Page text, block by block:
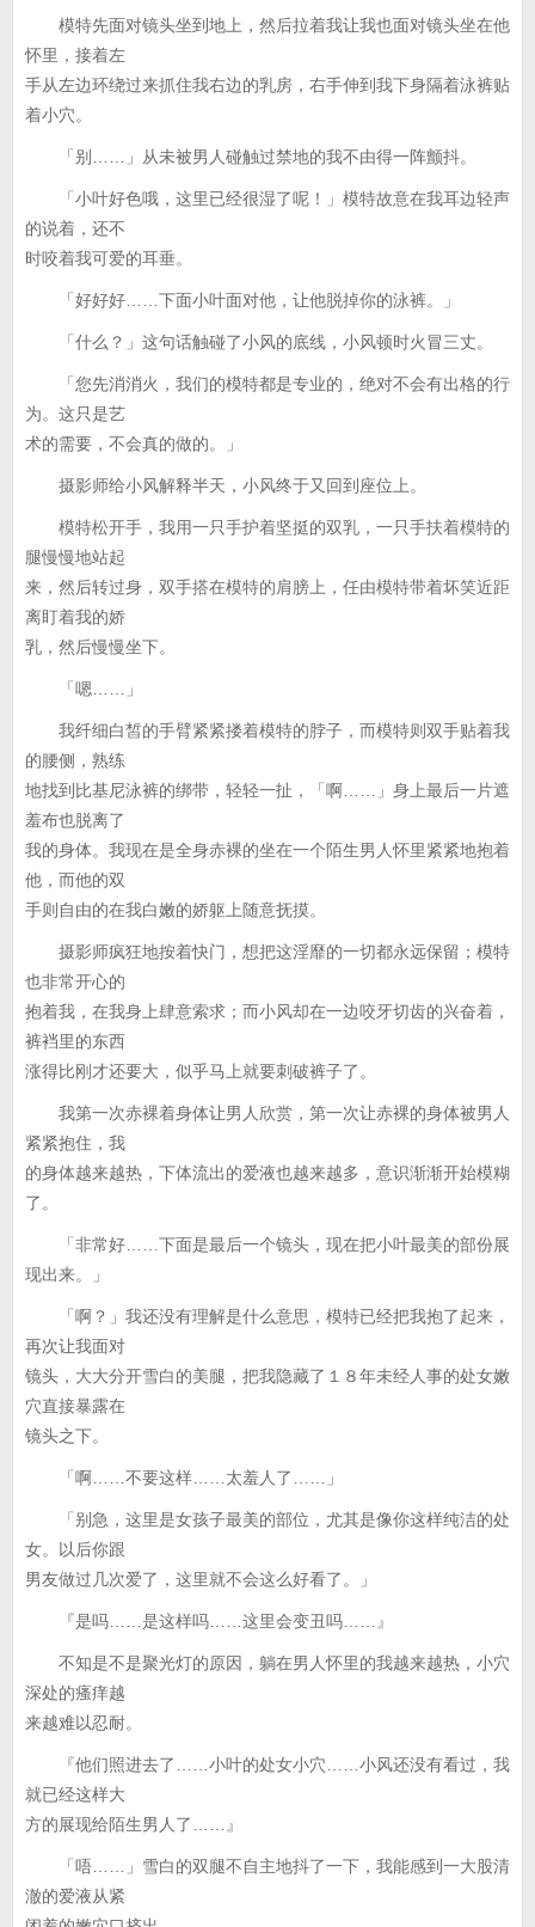
模特先面对镜头坐到地上，然后拉着我让我也面对镜头坐在他
怀里，接着左
手从左边环绕过来抓住我右边的乳房，右手伸到我下身隔着泳裤贴
着小穴。
「别……」从未被男人碰触过禁地的我不由得一阵颤抖。
「小叶好色哦，这里已经很湿了呢！」模特故意在我耳边轻声
的说着，还不
时咬着我可爱的耳垂。
「好好好……下面小叶面对他，让他脱掉你的泳裤。」
「什么？」这句话触碰了小风的底线，小风顿时火冒三丈。
「您先消消火，我们的模特都是专业的，绝对不会有出格的行
为。这只是艺
术的需要，不会真的做的。」
摄影师给小风解释半天，小风终于又回到座位上。
模特松开手，我用一只手护着坚挺的双乳，一只手扶着模特的
腿慢慢地站起
来，然后转过身，双手搭在模特的肩膀上，任由模特带着坏笑近距
离盯着我的娇
乳，然后慢慢坐下。
「嗯……」
我纤细白皙的手臂紧紧搂着模特的脖子，而模特则双手贴着我
的腰侧，熟练
地找到比基尼泳裤的绑带，轻轻一扯，「啊……」身上最后一片遮
羞布也脱离了
我的身体。我现在是全身赤裸的坐在一个陌生男人怀里紧紧地抱着
他，而他的双
手则自由的在我白嫩的娇躯上随意抚摸。
摄影师疯狂地按着快门，想把这淫靡的一切都永远保留；模特
也非常开心的
抱着我，在我身上肆意索求；而小风却在一边咬牙切齿的兴奋着，
裤裆里的东西
涨得比刚才还要大，似乎马上就要刺破裤子了。
我第一次赤裸着身体让男人欣赏，第一次让赤裸的身体被男人
紧紧抱住，我
的身体越来越热，下体流出的爱液也越来越多，意识渐渐开始模糊
了。
「非常好……下面是最后一个镜头，现在把小叶最美的部份展
现出来。」
「啊？」我还没有理解是什么意思，模特已经把我抱了起来，
再次让我面对
镜头，大大分开雪白的美腿，把我隐藏了１８年未经人事的处女嫩
穴直接暴露在
镜头之下。
「啊……不要这样……太羞人了……」
「别急，这里是女孩子最美的部位，尤其是像你这样纯洁的处
女。以后你跟
男友做过几次爱了，这里就不会这么好看了。」
『是吗……是这样吗……这里会变丑吗……』
不知是不是聚光灯的原因，躺在男人怀里的我越来越热，小穴
深处的瘙痒越
来越难以忍耐。
『他们照进去了……小叶的处女小穴……小风还没有看过，我
就已经这样大
方的展现给陌生男人了……』
「唔……」雪白的双腿不自主地抖了一下，我能感到一大股清
澈的爱液从紧